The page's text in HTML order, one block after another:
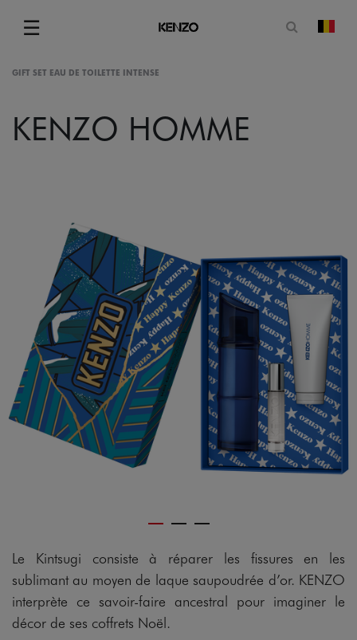
☰
Menu
Ouvrir
GIFT SET EAU DE TOILETTE INTENSE
KENZO HOMME
Le Kintsugi consiste à réparer les fissures en les
sublimant au moyen de laque saupoudrée d’or. KENZO
interprète ce savoir-faire ancestral pour imaginer le
décor de ses coffrets Noël.